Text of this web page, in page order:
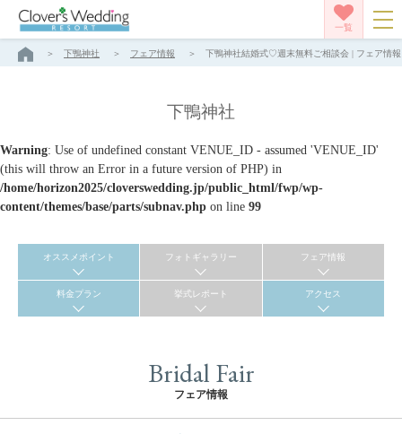
一覧
下鴨神社 フェア情報 下鴨神社結婚式♡週末無料ご相談会 | フェア情
下鴨神社
Warning: Use of undefined constant VENUE_ID - assumed 'VENUE_ID'
(this will throw an Error in a future version of PHP) in
/home/horizon2025/cloverswedding.jp/public_html/fwp/wp-
content/themes/base/parts/subnav.php on line 99
オススメポイント フォトギャラリー フェア情報
料金プラン 挙式レポート アクセス
Bridal Fair
フェア情報